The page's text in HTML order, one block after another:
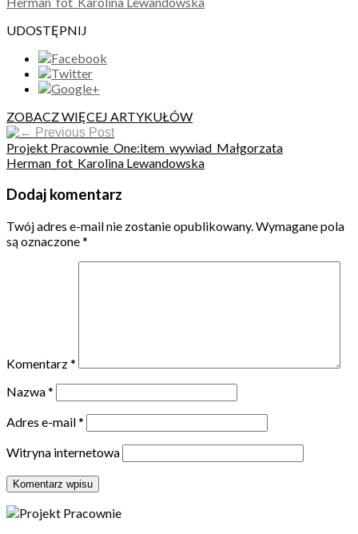
UDOSTĘPNIJ
ZOBACZ WIĘCEJ ARTYKUŁÓW
Previous Post
Projekt Pracownie_One:item_wywiad_Małgorzata
Herman_fot_Karolina Lewandowska
Dodaj komentarz
Twój adres e-mail nie zostanie opublikowany. Wymagane pola
są oznaczone*
Komentarz*
Nazwa*
Adres e-mail*
Witryna internetowa